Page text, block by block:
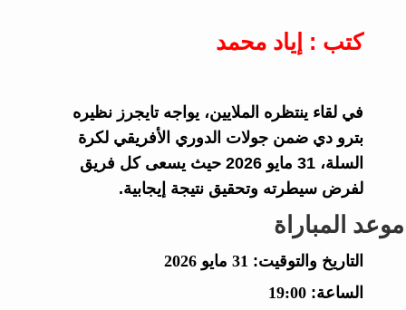
كتب : إياد محمد
في لقاء ينتظره الملايين، يواجه تايجرز نظيره
بترو دي ضمن جولات الدوري الأفريقي لكرة
السلة، 31 مايو 2026 حيث يسعى كل فريق
لفرض سيطرته وتحقيق نتيجة إيجابية.
موعد المباراة
التاريخ والتوقيت:
الساعة: 19:00